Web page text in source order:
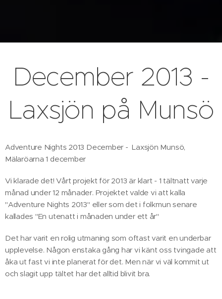
December 2013 -
Laxsjön på Munsö
Adventure Nights 2013 December - Laxsjön Munsö,
Mälaröarna 1 december
Vi klarade det! Vårt projekt för 2013 är klart - 1 tältnatt varje
månad under 12 månader. Projektet valde vi att kalla
"Adventure Nights 2013" eller som det i folkmun senare
kallades "En utenatt i månaden under ett år"
Det har varit en rolig utmaning som oftast varit en underbar
upplevelse. Någon enstaka gång har vi känt oss tvingade att
åka ut fast vi inte planerat för det. Men när vi väl kommit ut
och slagit upp tältet har det alltid blivit bra.